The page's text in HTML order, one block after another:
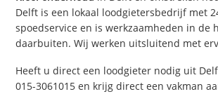
Delft is een lokaal loodgietersbedrijf met
spoedservice en is werkzaamheden in de
daarbuiten. Wij werken uitsluitend met
Heeft u direct een loodgieter nodig uit
015-3061015 en krijg direct een vakman